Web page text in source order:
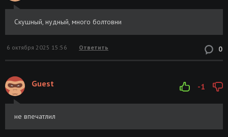
Скушный, нудный, много болтовни
0
6 октября 2025 15:56 Ответить
-1
Guest
не впечатлил